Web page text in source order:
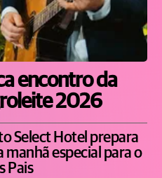
encontro da
2026
Select Hotel prepara
manhã especial para o
Pais